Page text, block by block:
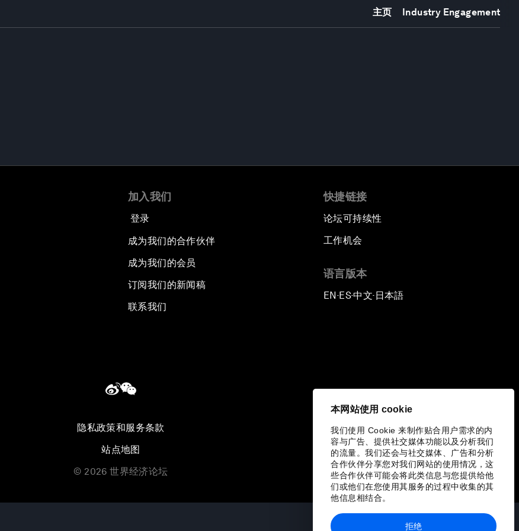
本网站使用 cookie
我们使用 Cookie 来制作贴合用户需求的内
容与广告、提供社交媒体功能以及分析我们
的流量。我们还会与社交媒体、广告和分析
合作伙伴分享您对我们网站的使用情况，这
些合作伙伴可能会将此类信息与您提供给他
们或他们在您使用其服务的过程中收集的其
他信息相结合。
拒绝
主页 Industry Engagement
加入我们
登录
成为我们的合作伙伴
成为我们的会员
订阅我们的新闻稿
联系我们
快捷链接
论坛可持续性
工作机会
语言版本
EN ▪ES▪中文▪ 日本語
隐私政策和服务条款
站点地图
© 2026 世界经济论坛